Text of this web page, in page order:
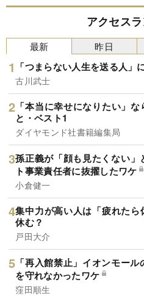
アクセス
最新
「つまらない人生を送る人」
古川武士
「本当に幸せになりたい」
と・ベスト1
ダイヤモンド社書籍編集局
孫正義が「顔も見たくない
ト事業責任者に抜擢したワケ
小倉健一
集中力が高い人は「疲れた
休む？
戸田大介
「再入館禁止」イオンモー
を守れなかったワケ
窪田順生
昨日